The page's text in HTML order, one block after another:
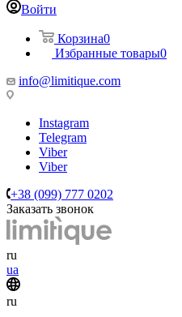
Войти
Корзина0
Избранные товары0
info@limitique.com
Instagram
Telegram
Viber
Viber
+38 (099) 777 0202
Заказать звонок
ru
ua
ru